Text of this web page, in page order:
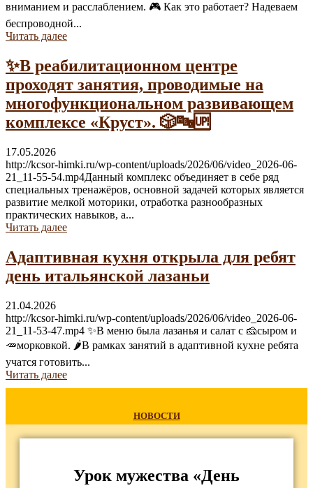
вниманием и расслаблением. 🎮 Как это работает? Надеваем
беспроводной...
Читать далее
✨В реабилитационном центре
проходят занятия, проводимые на
многофункциональном развивающем
комплексе «Круст». 🎲🔤🆙
17.05.2026
http://kcsor-himki.ru/wp-content/uploads/2026/06/video_2026-06-
21_11-55-54.mp4Данный комплекс объединяет в себе ряд
специальных тренажёров, основной задачей которых является
развитие мелкой моторики, отработка разнообразных
практических навыков, а...
Читать далее
Адаптивная кухня открыла для ребят
день итальянской лазаньи
21.04.2026
http://kcsor-himki.ru/wp-content/uploads/2026/06/video_2026-06-
21_11-53-47.mp4 ✨В меню была лазанья и салат с 🧀сыром и
🥕морковкой. 🌶В рамках занятий в адаптивной кухне ребята
учатся готовить...
Читать далее
НОВОСТИ
Урок мужества «День